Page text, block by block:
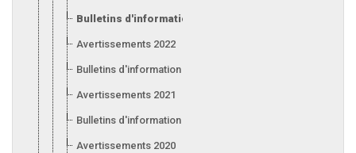
Bulletins d'information 2023
Avertissements 2022
Bulletins d'information 2022
Avertissements 2021
Bulletins d'information 2021
Avertissements 2020